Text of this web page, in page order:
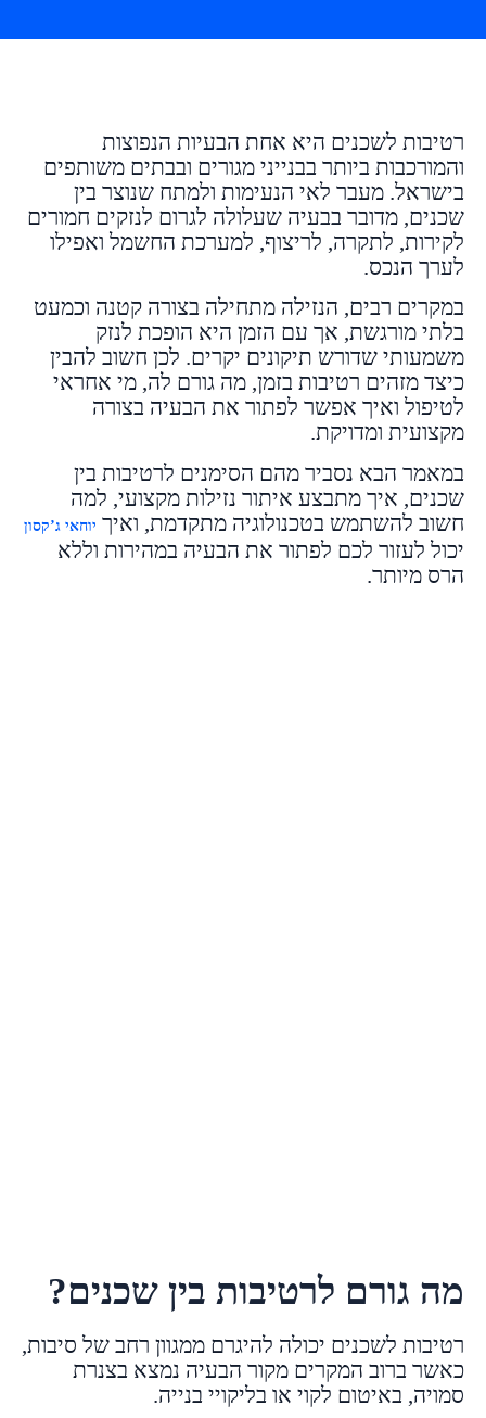
רטיבות לשכנים היא אחת הבעיות הנפוצות
והמורכבות ביותר בבנייני מגורים ובבתים משותפים
בישראל. מעבר לאי הנעימות ולמתח שנוצר בין
שכנים, מדובר בבעיה שעלולה לגרום לנזקים חמורים
לקירות, לתקרה, לריצוף, למערכת החשמל ואפילו
לערך הנכס.
במקרים רבים, הנזילה מתחילה בצורה קטנה וכמעט
בלתי מורגשת, אך עם הזמן היא הופכת לנזק
משמעותי שדורש תיקונים יקרים. לכן חשוב להבין
כיצד מזהים רטיבות בזמן, מה גורם לה, מי אחראי
לטיפול ואיך אפשר לפתור את הבעיה בצורה
מקצועית ומדויקת.
במאמר הבא נסביר מהם הסימנים לרטיבות בין
שכנים, איך מתבצע איתור נזילות מקצועי, למה
חשוב להשתמש בטכנולוגיה מתקדמת, ואיך יוחאי ג’קסון
יכול לעזור לכם לפתור את הבעיה במהירות וללא
הרס מיותר.
מה גורם לרטיבות בין שכנים?
רטיבות לשכנים יכולה להיגרם ממגוון רחב של סיבות,
כאשר ברוב המקרים מקור הבעיה נמצא בצנרת
סמויה, באיטום לקוי או בליקויי בנייה.